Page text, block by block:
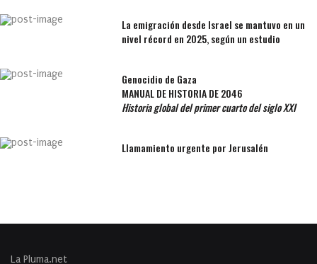
La emigración desde Israel se mantuvo en un
nivel récord en 2025, según un estudio
Genocidio de Gaza
MANUAL DE HISTORIA DE 2046
Historia global del primer cuarto del siglo XXI
Llamamiento urgente por Jerusalén
La Pluma.net